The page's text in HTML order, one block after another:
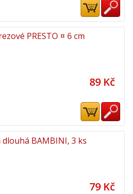
PRESTO ¤ 6 cm
89 Kč
BAMBINI, 3 ks
79 Kč